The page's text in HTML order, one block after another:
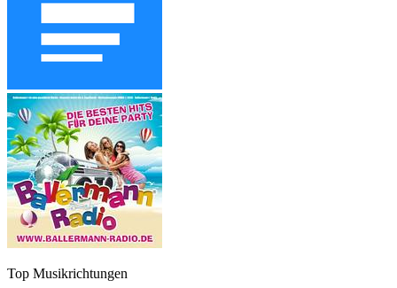
Top Musikrichtungen